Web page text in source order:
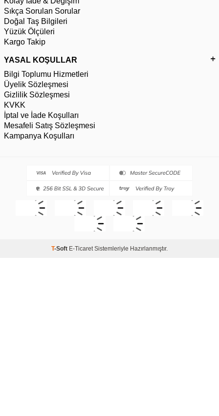
Sıkça Sorulan Sorular
Doğal Taş Bilgileri
Yüzük Ölçüleri
Kargo Takip
YASAL KOŞULLAR
Bilgi Toplumu Hizmetleri
Üyelik Sözleşmesi
Gizlilik Sözleşmesi
KVKK
İptal ve İade Koşulları
Mesafeli Satış Sözleşmesi
Kampanya Koşulları
T-Soft E-Ticaret Sistemleriyle Hazırlanmıştır.